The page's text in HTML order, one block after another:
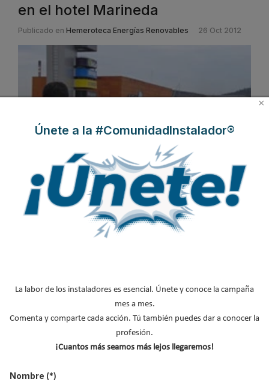
en el hotel Marineda
Publicado en Hemeroteca Energías Renovables 26 Oct 2012
Saunier Duval líder en el sector de la calefacción, climatización,
agua caliente y energía solar juega un papel crucial el desarrollo
de sistemas completos y ecológicos.
La realización del proyecto e instalación de la producción de ACS
×
Únete a la #ComunidadInstalador®
La labor de los instaladores es esencial. Únete y conoce la campaña
mes a mes.
Comenta y comparte cada acción. Tú también puedes dar a conocer la
profesión.
¡Cuantos más seamos más lejos llegaremos!
Nombre (*)